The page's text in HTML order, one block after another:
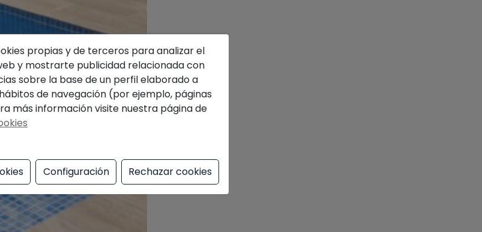
propias y de terceros para analizar el
y mostrarte publicidad relacionada con
sobre la base de un perfil elaborado a
de navegación (por ejemplo, páginas
más información visite nuestra página de
Configuración Rechazar cookies